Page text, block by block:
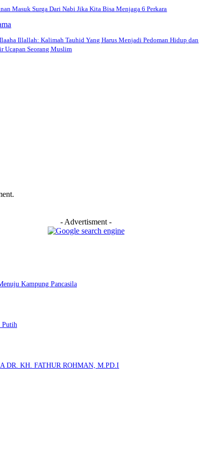
Masuk Surga Dari Nabi Jika Kita Bisa Menjaga 6 Perkara
Illallah: Kalimah Tauhid Yang Harus Menjadi Pedoman Hidup dan
Ucapan Seorang Muslim
- Advertisment -
Kampung Pancasila
Putih
DR. KH. FATHUR ROHMAN, M.PD.I